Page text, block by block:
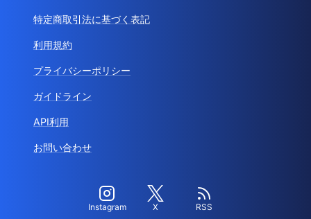
特定商取引法に基づく表記
利用規約
プライバシーポリシー
ガイドライン
API利用
お問い合わせ
Instagram X RSS